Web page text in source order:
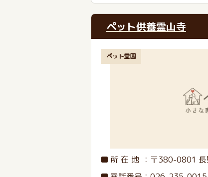
ペット供養霊山寺
ペット霊園
所在地 ：〒380-0801